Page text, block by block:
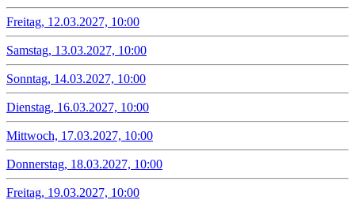
Freitag, 12.03.2027, 10:00
Samstag, 13.03.2027, 10:00
Sonntag, 14.03.2027, 10:00
Dienstag, 16.03.2027, 10:00
Mittwoch, 17.03.2027, 10:00
Donnerstag, 18.03.2027, 10:00
Freitag, 19.03.2027, 10:00